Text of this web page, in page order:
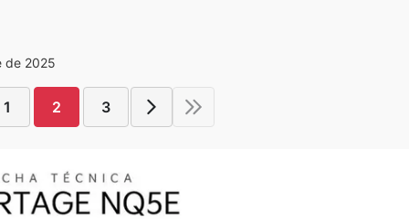
de 2025
1 2 3